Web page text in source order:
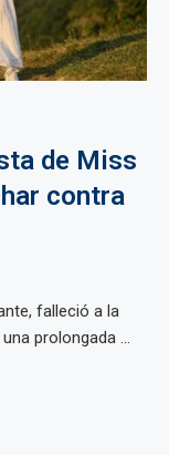
de Miss
contra
falleció a la
prolongada ...